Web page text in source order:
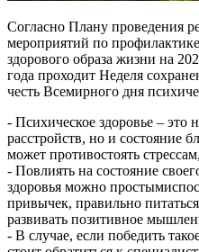
Согласно Плану проведения
мероприятий по
здорового образа жизни на
года проходит Неделя
честь Всемирного дня
- Психическое здоровье – это
расстройств, но и состояние
может противостоять
- Повлиять на состояние
здоровья можно
привычек, правильно
развивать позитивное
- В случае, если победить